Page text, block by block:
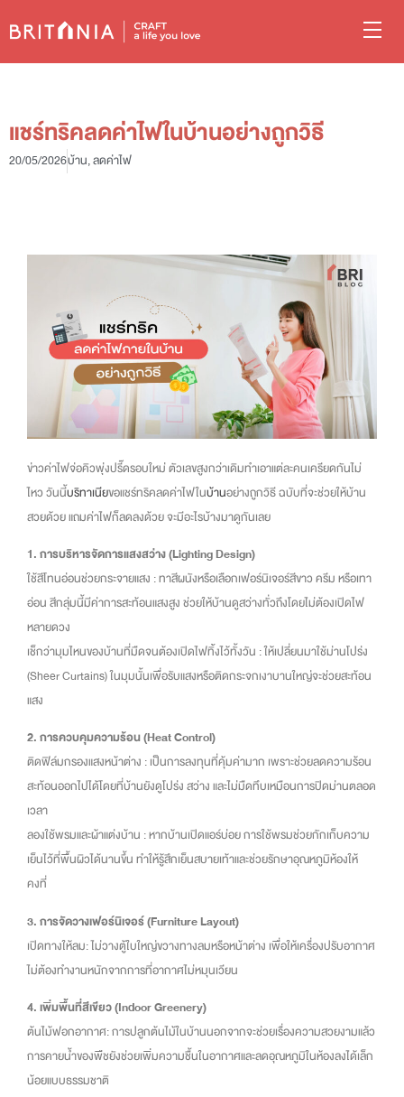
แชร์ทริคลดค่าไฟในบ้านอย่างถูกวิธี
20/05/2026บ้าน,ลดค่าไฟ
ข่าวค่าไฟจ่อคิวพุ่งปรี๊ดรอบใหม่ ตัวเลขสูงกว่าเดิมทำเอาแต่ละคนเครียดกันไม่
ไหว วันนี้บริทาเนียขอแชร์ทริคลดค่าไฟในบ้านอย่างถูกวิธี ฉบับที่จะช่วยให้บ้าน
สวยด้วย แถมค่าไฟก็ลดลงด้วย จะมีอะไรบ้างมาดูกันเลย
1. การบริหารจัดการแสงสว่าง (Lighting Design)
ใช้สีโทนอ่อนช่วยกระจายแสง : ทาสีผนังหรือเลือกเฟอร์นิเจอร์สีขาว ครีม หรือเทา
อ่อน สีกลุ่มนี้มีค่าการสะท้อนแสงสูง ช่วยให้บ้านดูสว่างทั่วถึงโดยไม่ต้องเปิดไฟ
หลายดวง
เช็กว่ามุมไหนของบ้านที่มืดจนต้องเปิดไฟทิ้งไว้ทั้งวัน : ให้เปลี่ยนมาใช้ม่านโปร่ง
(Sheer Curtains) ในมุมนั้นเพื่อรับแสงหรือติดกระจกเงาบานใหญ่จะช่วยสะท้อน
แสง
2. การควบคุมความร้อน (Heat Control)
ติดฟิล์มกรองแสงหน้าต่าง : เป็นการลงทุนที่คุ้มค่ามาก เพราะช่วยลดความร้อน
สะท้อนออกไปได้โดยที่บ้านยังดูโปร่ง สว่าง และไม่มืดทึบเหมือนการปิดม่านตลอด
เวลา
ลองใช้พรมและผ้าแต่งบ้าน : หากบ้านเปิดแอร์บ่อย การใช้พรมช่วยกักเก็บความ
เย็นไว้ที่พื้นผิวได้นานขึ้น ทำให้รู้สึกเย็นสบายเท้าและช่วยรักษาอุณหภูมิห้องให้
คงที่
3. การจัดวางเฟอร์นิเจอร์ (Furniture Layout)
เปิดทางให้ลม: ไม่วางตู้ใบใหญ่ขวางทางลมหรือหน้าต่าง เพื่อให้เครื่องปรับอากาศ
ไม่ต้องทำงานหนักจากการที่อากาศไม่หมุนเวียน
4. เพิ่มพื้นที่สีเขียว (Indoor Greenery)
ต้นไม้ฟอกอากาศ: การปลูกต้นไม้ในบ้านนอกจากจะช่วยเรื่องความสวยงามแล้ว
การคายน้ำของพืชยังช่วยเพิ่มความชื้นในอากาศและลดอุณหภูมิในห้องลงได้เล็ก
น้อยแบบธรรมชาติ